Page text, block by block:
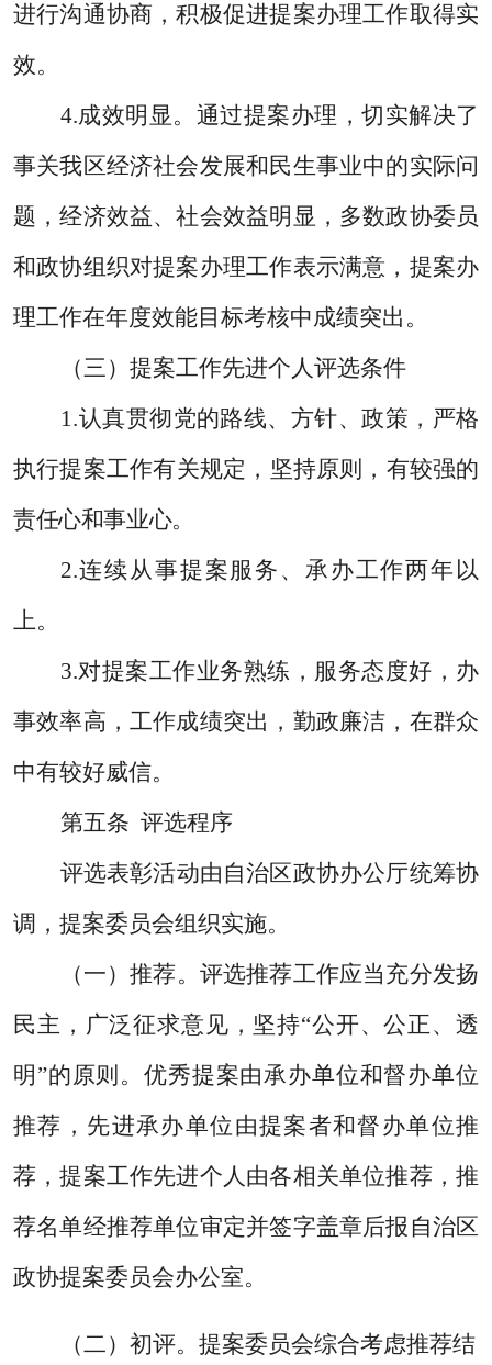
进行沟通协商，积极促进提案办理工作取得实
效。
4.成效明显。通过提案办理，切实解决了
事关我区经济社会发展和民生事业中的实际问
题，经济效益、社会效益明显，多数政协委员
和政协组织对提案办理工作表示满意，提案办
理工作在年度效能目标考核中成绩突出。
（三）提案工作先进个人评选条件
1.认真贯彻党的路线、方针、政策，严格
执行提案工作有关规定，坚持原则，有较强的
责任心和事业心。
2.连续从事提案服务、承办工作两年以
上。
3.对提案工作业务熟练，服务态度好，办
事效率高，工作成绩突出，勤政廉洁，在群众
中有较好威信。
第五条 评选程序
评选表彰活动由自治区政协办公厅统筹协
调，提案委员会组织实施。
（一）推荐。 评选推荐工作应当充分发扬
民主，广泛征求意见，坚持“公开、公正、透
明”的原则。优秀提案由承办单位和督办单位
推荐， 先进承办单位由提案者和督办单位推
荐，提案工作先进个人由各相关单位推荐，推
荐名单经推荐单位审定并签字盖章后报自治区
政协提案委员会办公室。
（二）初评。提案委员会综合考虑推荐结